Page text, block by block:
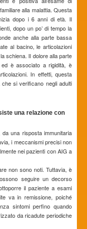
alla malattia. Questa
dopo i 6 anni di età. Il
dopo un po’ di tempo la
anche alla parte bassa
al bacino, le articolazioni
schiena. Il dolore alla parte
è associato a rigidità, è
In effetti, questa
si verificano negli adulti
una relazione con
da una risposta immunitaria
i meccanismi precisi non
nei pazienti con AIG a
non sono noti. Tuttavia, è
seguire un decorso
il paziente a esami
va in remissione, poiché
sintomi perfino quando
da ricadute periodiche